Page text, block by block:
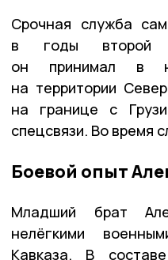
Срочная служба
в годы второй
он принимал в
на территории
на границе с
спецсвязи. Во время
Боевой опыт
Младший брат
нелёгкими
Кавказа. В